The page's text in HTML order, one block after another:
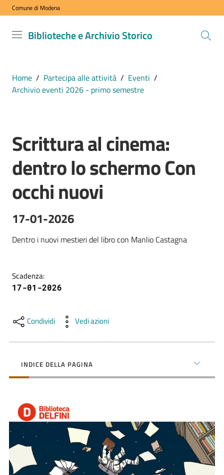
Vai al contenuto
Vai alla navigazione
Vai al footer
Comune di Modena
Biblioteche e Archivio Storico
Biblioteche
COMUNE DI
MODENA
i
nostri
spazi
ESPLORA
i
contenuti
i
servizi
PARTECIPA
alle
servizi
Home / Partecipa alle attività / Eventi /
Archivio eventi 2026 - primo semestre
Salta al contenuto
Scrittura al cinema:
dentro lo schermo Con
occhi nuovi
17-01-2026
Dentro i nuovi mestieri del libro con Manlio Castagna
Scadenza:
17-01-2026
Condividi Vedi azioni
INDICE DELLA PAGINA